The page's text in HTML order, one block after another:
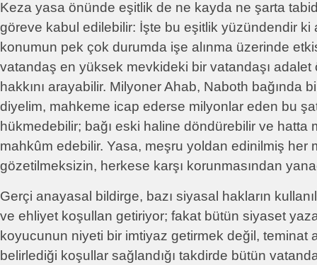
Keza yasa önünde eşitlik de ne kayda ne şarta
göreve kabul edilebilir: İşte bu eşitlik yüzündendir ki
konumun pek çok durumda işe alınma üzerinde
vatandaş en yüksek mevkideki bir vatandaşı adalet
hakkını arayabilir. Milyoner Ahab, Naboth bağında
diyelim, mahkeme icap ederse milyonlar eden bu
hükmedebilir; bağı eski haline döndürebilir ve hatta
mahkûm edebilir. Yasa, meşru yoldan edinilmiş her
gözetilmeksizin, herkese karşı korunmasından
Gerçi anayasal bildirge, bazı siyasal hakların
ve ehliyet koşullan getiriyor; fakat bütün siyaset
koyucunun niyeti bir imtiyaz getirmek değil, teminat
belirlediği koşullar sağlandığı takdirde bütün